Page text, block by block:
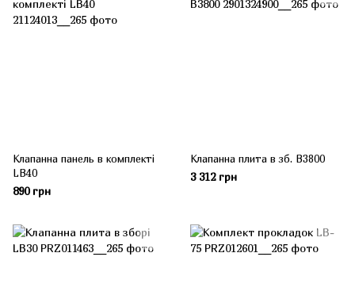
Клапанна панель в комплекті
LB40
890 грн
Клапанна плита в зб. B3800
3 312 грн